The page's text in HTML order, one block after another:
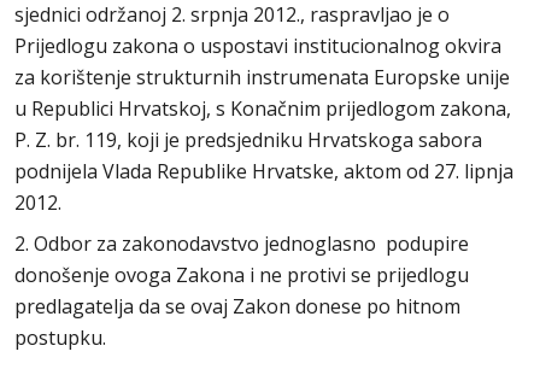
sjednici održanoj 2. srpnja 2012., raspravljao je o
Prijedlogu zakona o uspostavi institucionalnog okvira
za korištenje strukturnih instrumenata Europske unije
u Republici Hrvatskoj, s Konačnim prijedlogom zakona,
P. Z. br. 119, koji je predsjedniku Hrvatskoga sabora
podnijela Vlada Republike Hrvatske, aktom od 27. lipnja
2012.
2. Odbor za zakonodavstvo jednoglasno podupire
donošenje ovoga Zakona i ne protivi se prijedlogu
predlagatelja da se ovaj Zakon donese po hitnom
postupku.